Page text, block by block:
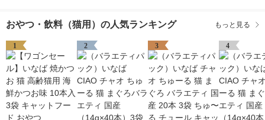
おやつ・飲料（猫用）の人気ランキング もっと見る
1 2 3 4